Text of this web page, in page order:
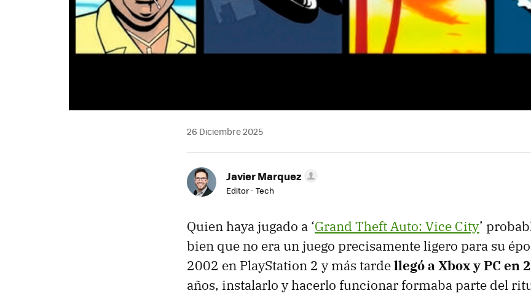
26 Diciembre 2025
Javier Marquez
Editor - Tech
Quien haya jugado a ‘Grand Theft Auto: Vice City’
bien que no era un juego precisamente ligero para su
2002 en PlayStation 2 y más tardellegó a Xbox y PC en
años, instalarlo y hacerlo funcionar formaba parte del